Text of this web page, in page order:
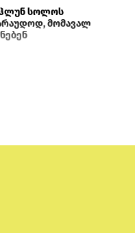
ჰლუნ სოლოს
მომავალ